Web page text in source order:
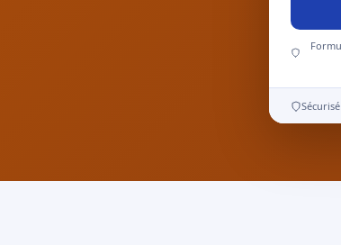
Sécurisé